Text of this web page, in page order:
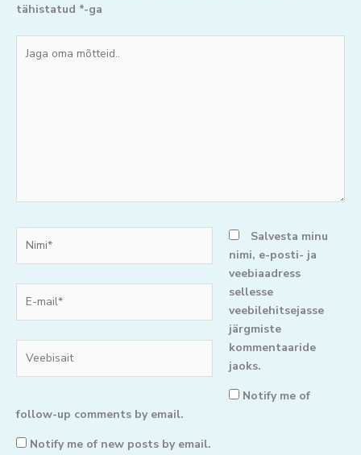
tähistatud *-ga
oma
mail*
Salvesta minu
nimi, e-posti- ja
veebiaadress
sellesse
veebilehitsejasse
järgmiste
kommentaaride
jaoks.
Notify me of
follow-up comments by email.
Notify me of new posts by email.